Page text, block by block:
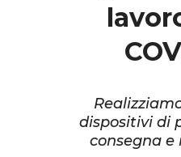
dispositivi di
consegna e